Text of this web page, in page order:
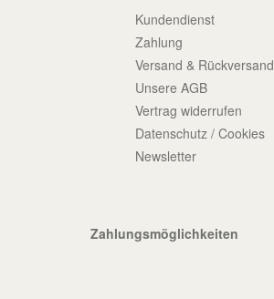
Kundendienst
Zahlung
Versand & Rückversand
Unsere AGB
Vertrag widerrufen
Datenschutz / Cookies
Newsletter
Zahlungsmöglichkeiten